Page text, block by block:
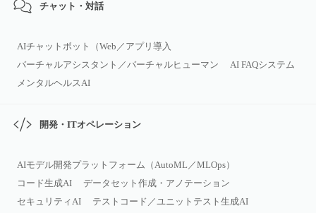
チャット・対話
AIチャットボット（Web／アプリ導入
バーチャルアシスタント／バーチャルヒューマン
AI FAQシステム
メンタルヘルスAI
開発・ITオペレーション
AIモデル開発プラットフォーム（AutoML／MLOps）
コード生成AI
データセット作成・アノテーション
セキュリティAI
テストコード／ユニットテスト生成AI